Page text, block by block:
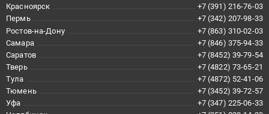
Красноярск
+7 (391) 216-76-03
Пермь
+7 (342) 207-98-33
Ростов-на-Дону
+7 (863) 310-02-03
Самара
+7 (846) 375-94-33
Саратов
+7 (8452) 39-79-54
Тверь
+7 (4822) 73-65-21
Тула
+7 (4872) 52-41-06
Тюмень
+7 (3452) 39-72-57
Уфа
+7 (347) 225-06-33